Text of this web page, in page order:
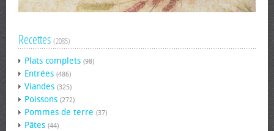
Recettes (2085)
Plats complets (98)
Entrées (486)
Viandes (325)
Poissons (272)
Pommes de terre (37)
Pâtes (44)